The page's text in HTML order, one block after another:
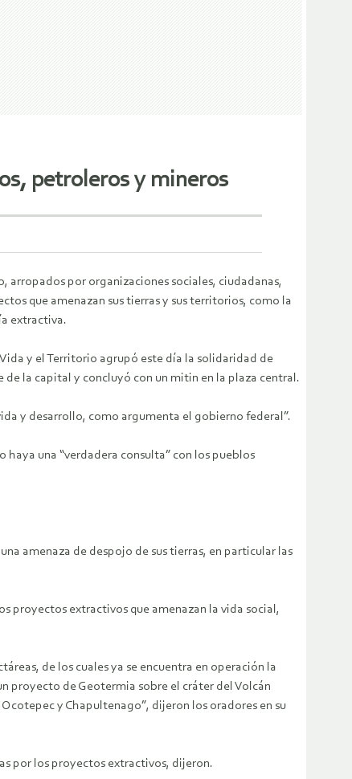
petroleros y mineros
arropados por organizaciones sociales, ciudadanas,
que amenazan sus tierras y sus territorios, como la
extractiva.
y el Territorio agrupó este día la solidaridad de
de la capital y concluyó con un mitin en la plaza central.
y desarrollo, como argumenta el gobierno federal”.
haya una “verdadera consulta” con los pueblos
amenaza de despojo de sus tierras, en particular las
proyectos extractivos que amenazan la vida social,
de los cuales ya se encuentra en operación la
proyecto de Geotermia sobre el cráter del Volcán
y Chapultenago”, dijeron los oradores en su
por los proyectos extractivos, dijeron.